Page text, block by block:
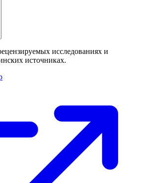
исследованиях и
источниках.